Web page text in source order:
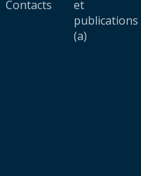
Contacts
et
publications
(a)